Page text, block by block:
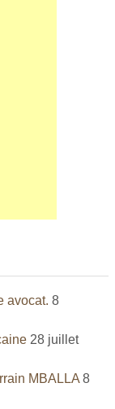
avocat. 8
28 juillet
MBALLA 8